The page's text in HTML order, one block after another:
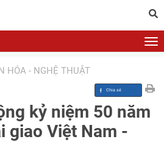
HÓA - NGHỆ THUẬT
kỷ niệm 50 năm
giao Việt Nam -